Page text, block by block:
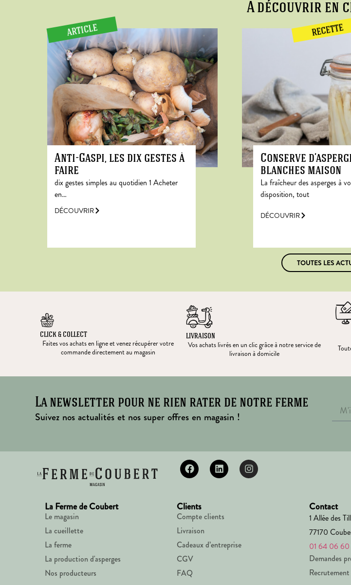
A découvrir en
ARTICLE
Anti-Gaspi, les dix gestes à
faire
dix gestes simples au quotidien 1 Acheter
en…
DÉCOUVRIR
RECETTE
Conserve
blanches maison
La fraîcheur des asperges à
disposition, tout
DÉCOUVRIR
TOUTES LES
CLICK & COLLECT
Faites vos achats en ligne et venez récupérer votre
commande directement au magasin
LIVRAISON
Vos achats livrés en un clic grâce à notre service de
livraison à domicile
La newsletter pour ne rien rater de notre ferme
Suivez nos actualités et nos super offres en magasin !
La Ferme de Coubert
Le magasin
La cueillette
La ferme
La production d'asperges
Nos producteurs
Clients
Compte clients
Livraison
Cadeaux d’entreprise
CGV
FAQ
Contact
1 Allée des
77170
01 64 06
Demandes
Recrutement